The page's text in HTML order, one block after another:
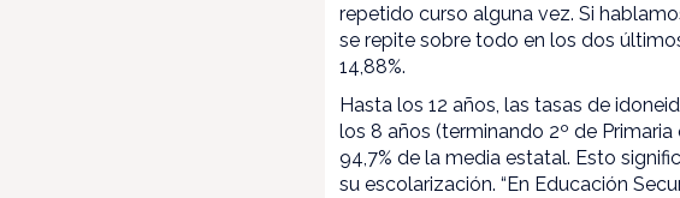
repetido curso alguna vez. Si
se repite sobre todo en los dos
14,88%.
Hasta los 12 años, las tasas de
los 8 años (terminando 2º de
94,7% de la media estatal. Esto
su escolarización. “En Educación